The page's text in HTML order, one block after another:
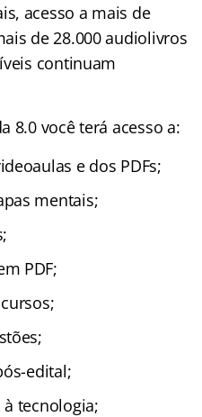
acesso a mais de
de 28.000 audiolivros
continuam
8.0 você terá acesso a:
e dos PDFs;
mentais;
PDF;
edital;
tecnologia;